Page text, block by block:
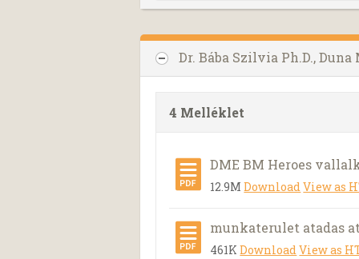
Dr. Bába Szilvia Ph.D.,
4 Melléklet
DME BM Heroes
12.9MDownloadView as
munkaterulet atadas
461KDownloadView as